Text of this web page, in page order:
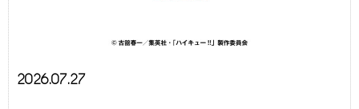
2026.07.27